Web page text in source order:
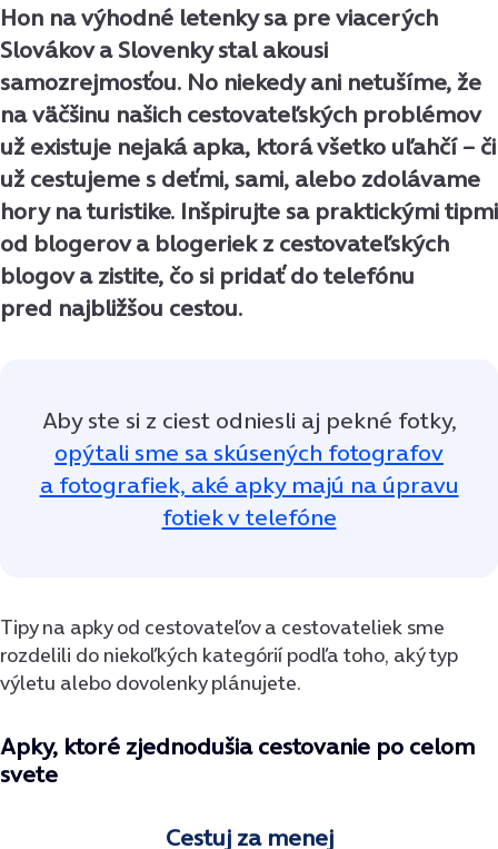
Hon na výhodné letenky sa pre viacerých
Slovákov a Slovenky stal akousi
samozrejmosťou. No niekedy ani netušíme, že
na väčšinu našich cestovateľských problémov
už existuje nejaká apka, ktorá všetko uľahčí – či
už cestujeme s deťmi, sami, alebo zdolávame
hory na turistike. Inšpirujte sa praktickými tipmi
od blogerov a blogeriek z cestovateľských
blogov a zistite, čo si pridať do telefónu
pred najbližšou cestou.
Aby ste si z ciest odniesli aj pekné fotky,
opýtali sme sa skúsených fotografov
a fotografiek, aké apky majú na úpravu
fotiek v telefóne
Tipy na apky od cestovateľov a cestovateliek sme
rozdelili do niekoľkých kategórií podľa toho, aký typ
výletu alebo dovolenky plánujete.
Apky, ktoré zjednodušia cestovanie po celom
svete
Cestuj za menej